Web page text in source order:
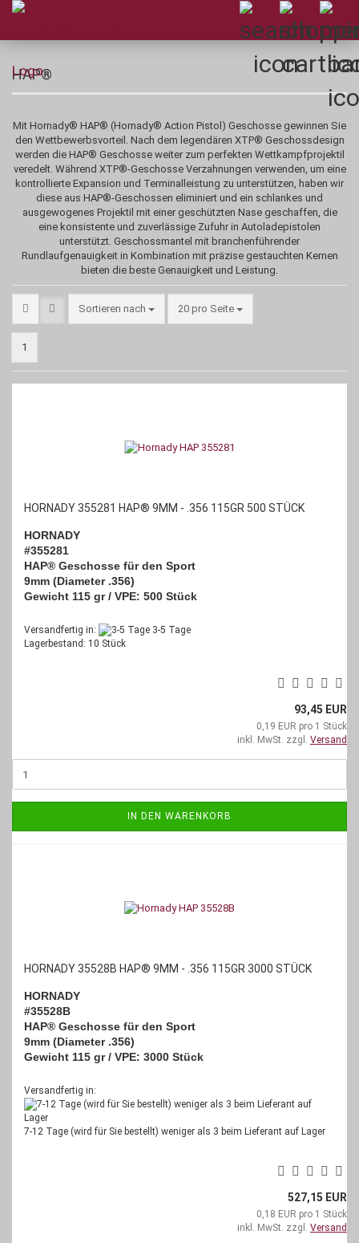
HAP®
Mit Hornady® HAP® (Hornady® Action Pistol) Geschosse gewinnen Sie
den Wettbewerbsvorteil. Nach dem legendären XTP® Geschossdesign
werden die HAP® Geschosse weiter zum perfekten Wettkampfprojektil
veredelt. Während XTP®-Geschosse Verzahnungen verwenden, um eine
kontrollierte Expansion und Terminalleistung zu unterstützen, haben wir
diese aus HAP®-Geschossen eliminiert und ein schlankes und
ausgewogenes Projektil mit einer geschützten Nase geschaffen, die
eine konsistente und zuverlässige Zufuhr in Autoladepistolen
unterstützt. Geschossmantel mit branchenführender
Rundlaufgenauigkeit in Kombination mit präzise gestauchten Kernen
bieten die beste Genauigkeit und Leistung.
Sortieren nach
Sortieren nach 20 pro Seite
pro Seite
1
HORNADY 355281 HAP® 9MM - .356 115GR 500 STÜCK
HORNADY
#355281
HAP® Geschosse für den Sport
9mm (Diameter .356)
Gewicht 115 gr / VPE: 500 Stück
Versandfertig in:
3-5 Tage
Lagerbestand: 10 Stück
93,45 EUR
0,19 EUR pro 1 Stück
inkl. MwSt. zzgl. Versand
IN DEN WARENKORB
HORNADY 35528B HAP® 9MM - .356 115GR 3000 STÜCK
HORNADY
#35528B
HAP® Geschosse für den Sport
9mm (Diameter .356)
Gewicht 115 gr / VPE: 3000 Stück
Versandfertig in:
7-12 Tage (wird für Sie bestellt) weniger als 3 beim Lieferant auf Lager
527,15 EUR
0,18 EUR pro 1 Stück
inkl. MwSt. zzgl. Versand